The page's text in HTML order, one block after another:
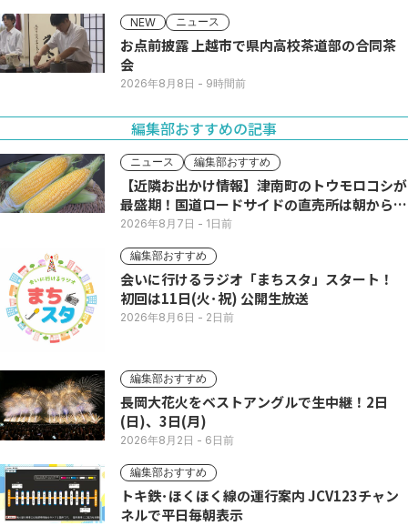
NEW ニュース
お点前披露 上越市で県内高校茶道部の合同茶
会
2026年8月8日 - 9時間前
編集部おすすめの記事
ニュース 編集部おすすめ
【近隣お出かけ情報】津南町のトウモロコシが
最盛期！国道ロードサイドの直売所は朝から長
い列
2026年8月7日 - 1日前
編集部おすすめ
会いに行けるラジオ「まちスタ」スタート！
初回は11日(火･祝) 公開生放送
2026年8月6日 - 2日前
編集部おすすめ
長岡大花火をベストアングルで生中継！2日
(日)、3日(月)
2026年8月2日 - 6日前
編集部おすすめ
トキ鉄･ほくほく線の運行案内 JCV123チャン
ネルで平日毎朝表示